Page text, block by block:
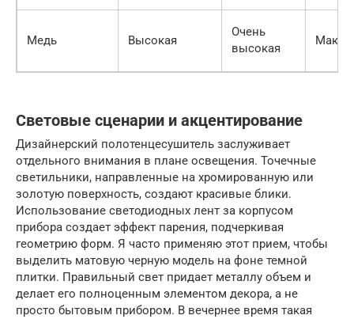
Медь Высокая
Очень
высокая
Световые сценарии и акцентирование
Дизайнерский полотенцесушитель заслуживает
отдельного внимания в плане освещения. Точечные
светильники, направленные на хромированную или
золотую поверхность, создают красивые блики.
Использование светодиодных лент за корпусом
прибора создает эффект парения, подчеркивая
геометрию форм. Я часто применяю этот прием, чтобы
выделить матовую черную модель на фоне темной
плитки. Правильный свет придает металлу объем и
делает его полноценным элементом декора, а не
просто бытовым прибором. В вечернее время такая